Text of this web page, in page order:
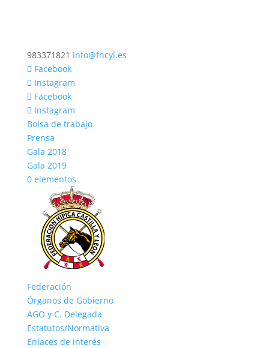
983371821 info@fhcyl.es
Facebook
Instagram
Facebook
Instagram
Bolsa de trabajo
Prensa
Gala 2018
Gala 2019
0 elementos
Federación
Órganos de Gobierno
AGO y C. Delegada
Estatutos/Normativa
Enlaces de interés